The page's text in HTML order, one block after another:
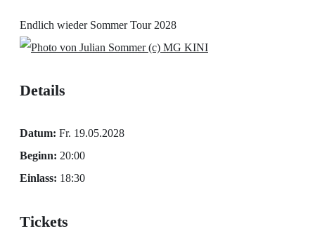
Endlich wieder Sommer Tour 2028
(c) MG KINI
Details
Datum: Fr. 19.05.2028
Beginn: 20:00
Einlass: 18:30
Tickets